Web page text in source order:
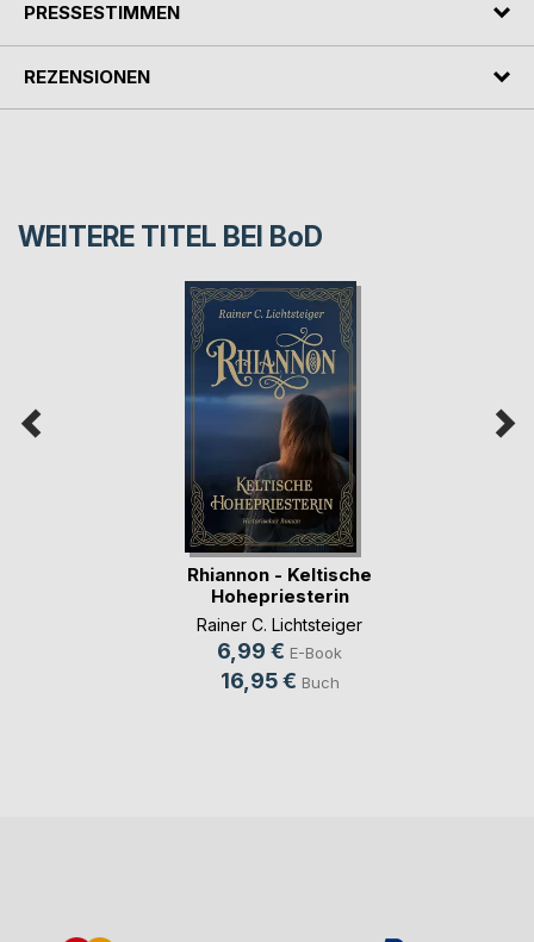
PRESSESTIMMEN
REZENSIONEN
WEITERE TITEL BEI BoD
Rhiannon - Keltische
Hohepriesterin
Rainer C. Lichtsteiger
6,99 € E-Book
16,95 € Buch